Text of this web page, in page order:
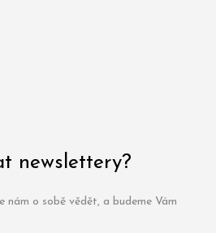
newslettery?
o sobě vědět, a budeme Vám